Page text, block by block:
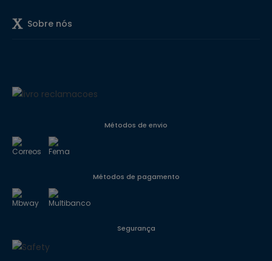
Sobre nós
Métodos de envio
Métodos de pagamento
Segurança